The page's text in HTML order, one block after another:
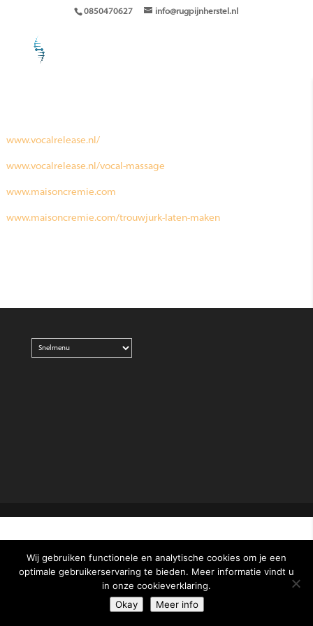
0850470627 info@rugpijnherstel.nl
www.vocalrelease.nl/
www.vocalrelease.nl/vocal-massage
www.maisoncremie.com
www.maisoncremie.com/trouwjurk-laten-maken
Wij gebruiken functionele en analytische cookies om je een
optimale gebruikerservaring te bieden. Meer informatie vindt u
in onze cookieverklaring.
Okay
Meer info